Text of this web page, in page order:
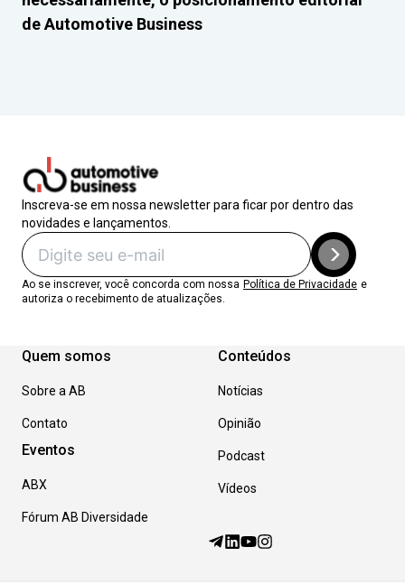
de Automotive Business
Inscreva-se em nossa newsletter para ficar por dentro das
novidades e lançamentos.
Ao se inscrever, você concorda com nossa Política de Privacidade e
autoriza o recebimento de atualizações.
Quem somos
Sobre a AB
Contato
Eventos
ABX
Fórum AB Diversidade
Conteúdos
Notícias
Opinião
Podcast
Vídeos